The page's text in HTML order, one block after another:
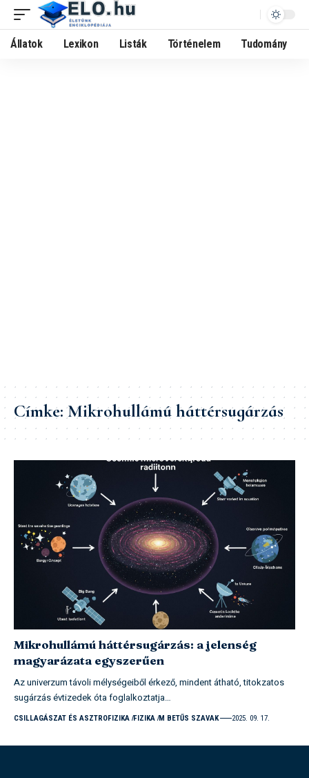
Állatok Lexikon Listák Történelem Tudomány
Címke:Mikrohullámú háttérsugárzás
Mikrohullámú háttérsugárzás: a jelenség
magyarázata egyszerűen
Az univerzum távoli mélységeiből érkező, mindent átható, titokzatos
sugárzás évtizedek óta foglalkoztatja…
CSILLAGÁSZAT ÉS ASZTROFIZIKA FIZIKA M BETŰS SZAVAK 2025. 09. 17.